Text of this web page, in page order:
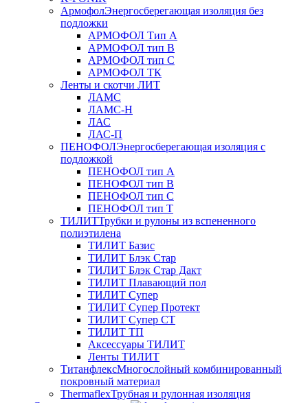
АрмофолЭнергосберегающая изоляция без
подложки
АРМОФОЛ Тип А
АРМОФОЛ тип В
АРМОФОЛ тип C
АРМОФОЛ ТК
Ленты и скотчи ЛИТ
ЛАМС
ЛАМС-Н
ЛАС
ЛАС-П
ПЕНОФОЛЭнергосберегающая изоляция с
подложкой
ПЕНОФОЛ тип А
ПЕНОФОЛ тип B
ПЕНОФОЛ тип C
ПЕНОФОЛ тип T
ТИЛИТТрубки и рулоны из вспененного
полиэтилена
ТИЛИТ Базис
ТИЛИТ Блэк Стар
ТИЛИТ Блэк Стар Дакт
ТИЛИТ Плавающий пол
ТИЛИТ Супер
ТИЛИТ Супер Протект
ТИЛИТ Супер СТ
ТИЛИТ ТП
Аксессуары ТИЛИТ
Ленты ТИЛИТ
ТитанфлексМногослойный комбинированный
покровный материал
ThermaflexТрубная и рулонная изоляция